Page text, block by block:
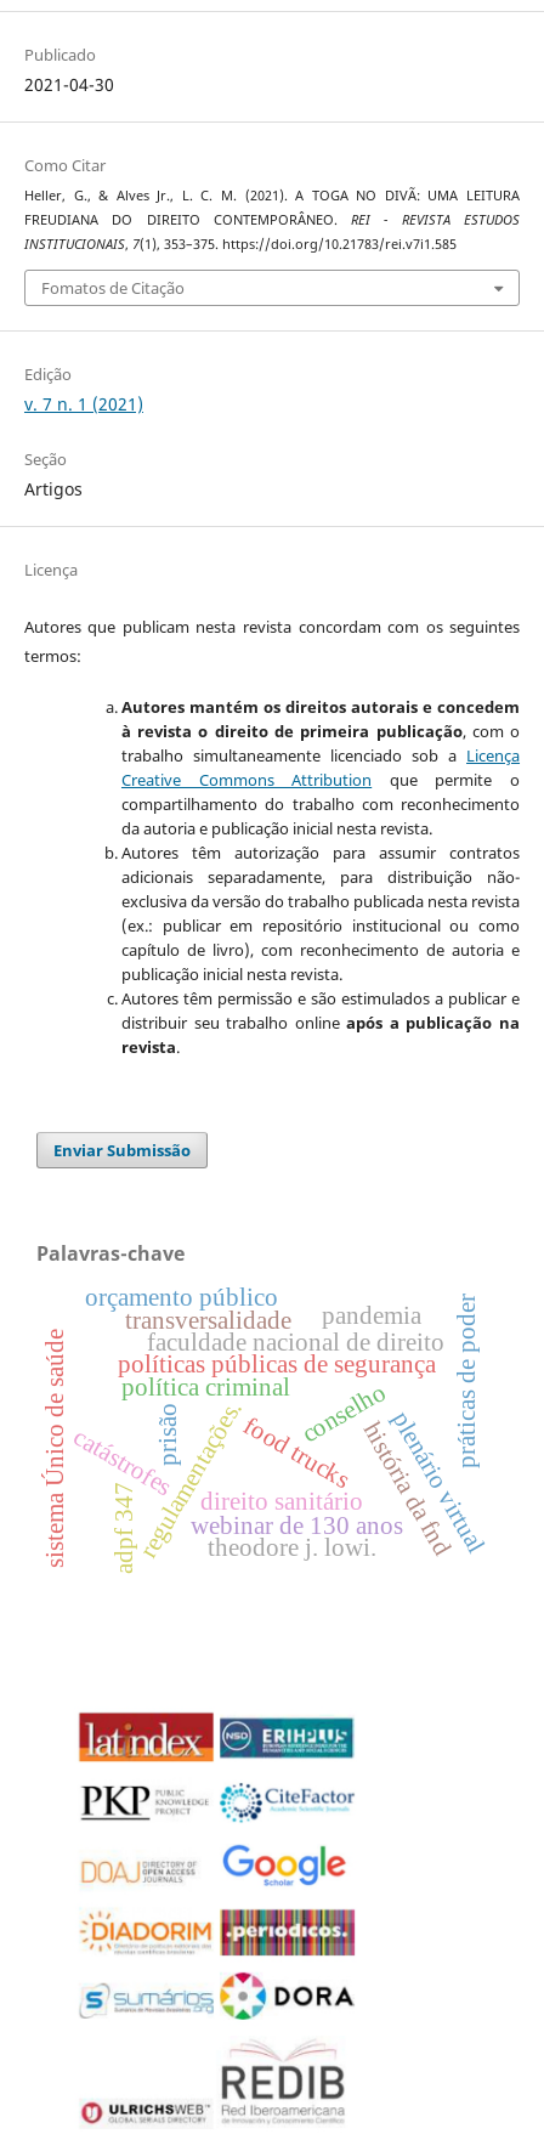
Publicado
2021-04-30
Como Citar
Heller, G., & Alves Jr., L. C. M. (2021). A TOGA NO DIVÃ: UMA LEITURA
FREUDIANA DO DIREITO CONTEMPORÂNEO.REI - REVISTA ESTUDOS
INSTITUCIONAIS, 7(1), 353–375. https://doi.org/10.21783/rei.v7i1.585
Fomatos de Citação
Edição
v. 7 n. 1 (2021)
Seção
Artigos
Licença
Autores que publicam nesta revista concordam com os seguintes
termos:
Autores mantém os direitos autorais e concedem
à revista o direito de primeira publicação, com o
trabalho simultaneamente licenciado sob a Licença
Creative Commons Attribution que permite o
compartilhamento do trabalho com reconhecimento
da autoria e publicação inicial nesta revista.
Autores têm autorização para assumir contratos
adicionais separadamente, para distribuição não-
exclusiva da versão do trabalho publicada nesta revista
(ex.: publicar em repositório institucional ou como
capítulo de livro), com reconhecimento de autoria e
publicação inicial nesta revista.
Autores têm permissão e são estimulados a publicar e
distribuir seu trabalho onlineapós a publicação na
revista.
Enviar Submissão
Palavras-chave
food trucks
política criminal
políticas públicas de segurança
regulamentações.
práticas de poder
catástrofes
conselho
webinar de 130 anoshistória da fnd
faculdade nacional de direito
theodore j. lowi.
adpf 347
prisão
direito sanitário plenário virtual
transversalidade
orçamento público
pandemia
sistema Único de saúde